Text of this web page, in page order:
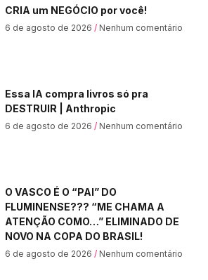
CRIA um NEGÓCIO por você!
6 de agosto de 2026 Nenhum comentário
Essa IA compra livros só pra
DESTRUIR | Anthropic
6 de agosto de 2026 Nenhum comentário
O VASCO É O “PAI” DO
FLUMINENSE??? “ME CHAMA A
ATENÇÃO COMO…” ELIMINADO DE
NOVO NA COPA DO BRASIL!
6 de agosto de 2026 Nenhum comentário